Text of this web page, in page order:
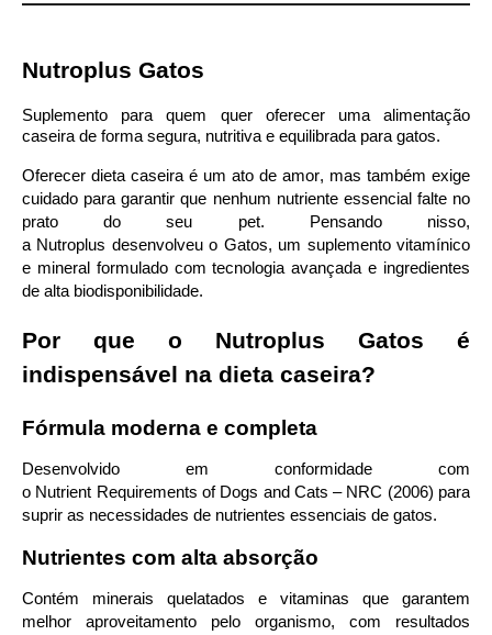
Nutroplus Gatos
Suplemento para quem quer oferecer uma alimentação
caseira de forma segura, nutritiva e equilibrada para gatos.
Oferecer dieta caseira é um ato de amor, mas também exige
cuidado para garantir que nenhum nutriente essencial falte no
prato do seu pet. Pensando nisso,
a Nutroplus desenvolveuo Gatos, um suplemento vitamínico
e mineral formulado com tecnologia avançada e ingredientes
de alta biodisponibilidade.
Por que o Nutroplus Gatos é
indispensável na dieta caseira?
Fórmula moderna e completa
Desenvolvido em conformidade com
o Nutrient Requirements ofDogs andCats – NRC (2006) para
suprir as necessidades de nutrientes essenciais de gatos.
Nutrientes com alta absorção
Contém minerais quelatados e vitaminas que garantem
melhor aproveitamento pelo organismo, com resultados